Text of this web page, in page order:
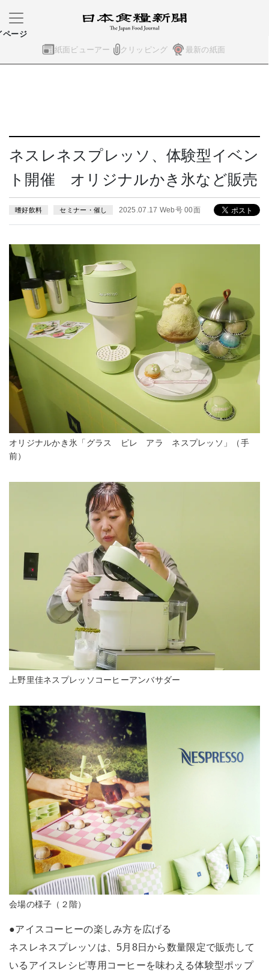
紙面ビューアー クリッピング 最新の紙面
ページ
ネスレネスプレッソ、体験型イベン
ト開催 オリジナルかき氷など販売
嗜好飲料 セミナー・催し 2025.07.17 Web号 00面
オリジナルかき氷「グラス ピレ アラ ネスプレッソ」（手
前）
上野里佳ネスプレッソコーヒーアンバサダー
会場の様子（２階）
●アイスコーヒーの楽しみ方を広げる
ネスレネスプレッソは、5月8日から数量限定で販売して
いるアイスレシピ専用コーヒーを味わえる体験型ポップ